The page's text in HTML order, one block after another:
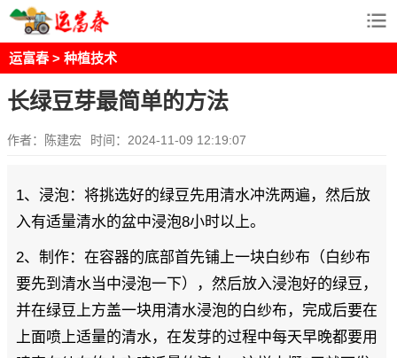
运富春 > 种植技术
长绿豆芽最简单的方法
作者：陈建宏 时间：2024-11-09 12:19:07
1、浸泡：将挑选好的绿豆先用清水冲洗两遍，然后放
入有适量清水的盆中浸泡8小时以上。
2、制作：在容器的底部首先铺上一块白纱布（白纱布
要先到清水当中浸泡一下），然后放入浸泡好的绿豆，
并在绿豆上方盖一块用清水浸泡的白纱布，完成后要在
上面喷上适量的清水，在发芽的过程中每天早晚都要用